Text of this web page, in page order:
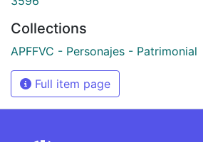
Collections
APFFVC - Personajes - Patrimonial
Full item page